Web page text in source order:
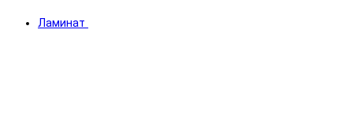
Ламинат